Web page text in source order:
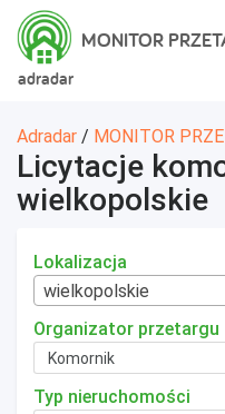
adradar
MONITOR
Adradar / MONITOR
Licytacje
wielkopolskie
Lokalizacja
wielkopolskie
Organizator przetargu
Typ nieruchomości